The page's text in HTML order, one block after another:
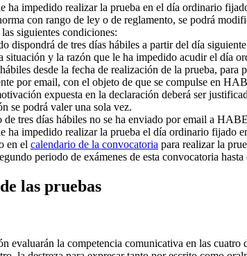
ha impedido realizar la prueba en el día ordinario
con rango de ley o de reglamento, se podrá
siguientes condiciones:
dispondrá de tres días hábiles a partir del día
situación y la razón que le ha impedido acudir el día
desde la fecha de realización de la prueba,
por email, con el objeto de que se compulse en
expuesta en la declaración deberá ser
se podrá valer una sola vez.
de tres días hábiles no se ha enviado por email a
ha impedido realizar la prueba el día ordinario fijado
en el calendario de la convocatoria para realizar la
periodo de exámenes de esta convocatoria
las pruebas
evaluarán la competencia comunicativa en las